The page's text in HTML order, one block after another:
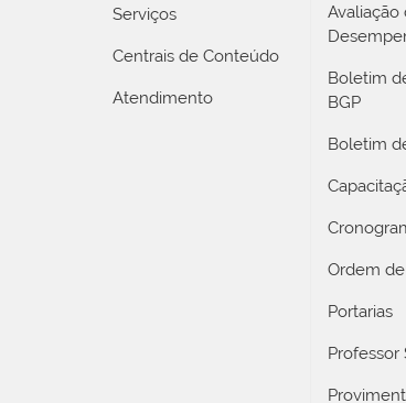
Serviços
Centrais de Conteúdo
Atendimento
Avaliação
Boletim
BGP
Boletim
Ordem
Portarias
Professor